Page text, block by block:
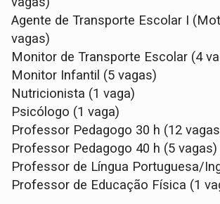
Agente de Transporte Escolar I
vagas)
Monitor de Transporte Escolar (4
Monitor Infantil (5 vagas)
Nutricionista (1 vaga)
Psicólogo (1 vaga)
Professor Pedagogo 30 h (12
Professor Pedagogo 40 h (5 vagas)
Professor de Língua Portuguesa/
Professor de Educação Física (1